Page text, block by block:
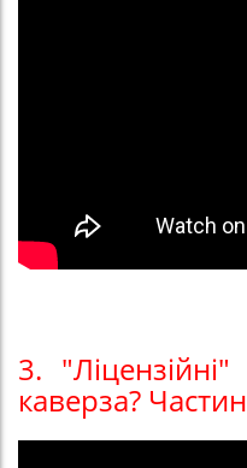
3.
каверза?